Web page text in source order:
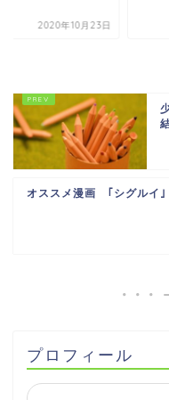
2020年10月23日
オススメ漫画 ｢シグルイ｣
プロフィール